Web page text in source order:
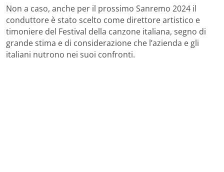
Non a caso, anche per il prossimo Sanremo 2024 il
conduttore è stato scelto come direttore artistico e
timoniere del Festival della canzone italiana, segno di
grande stima e di considerazione che l’azienda e gli
italiani nutrono nei suoi confronti.